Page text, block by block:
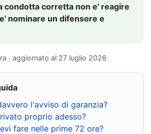
condotta corretta non e' reagire
nominare un difensore e
· aggiornato al 27 luglio 2026
l'avviso di garanzia?
proprio adesso?
fare nelle prime 72 ore?